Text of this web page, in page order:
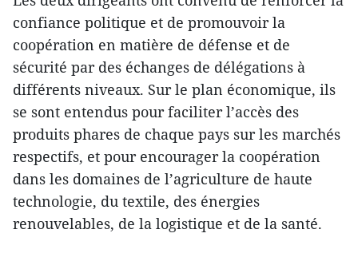
confiance politique et de promouvoir la
coopération en matière de défense et de
sécurité par des échanges de délégations à
différents niveaux. Sur le plan économique, ils
se sont entendus pour faciliter l’accès des
produits phares de chaque pays sur les marchés
respectifs, et pour encourager la coopération
dans les domaines de l’agriculture de haute
technologie, du textile, des énergies
renouvelables, de la logistique et de la santé.